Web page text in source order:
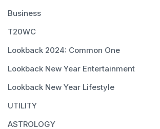
Business
T20WC
Lookback 2024: Common One
Lookback New Year Entertainment
Lookback New Year Lifestyle
UTILITY
ASTROLOGY